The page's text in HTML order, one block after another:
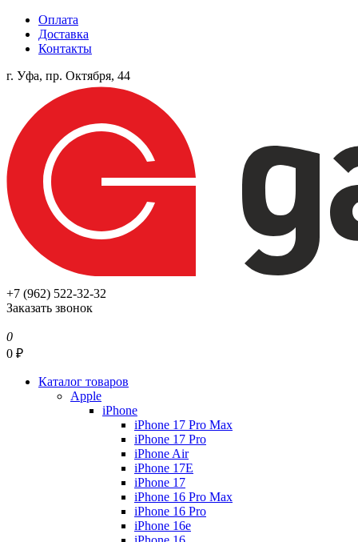
Оплата
Доставка
Контакты
г. Уфа, пр. Октября, 44
+7 (962) 522-32-32
Заказать звонок
0
0 ₽
Каталог товаров
Apple
iPhone
iPhone 17 Pro Max
iPhone 17 Pro
iPhone Air
iPhone 17E
iPhone 17
iPhone 16 Pro Max
iPhone 16 Pro
iPhone 16e